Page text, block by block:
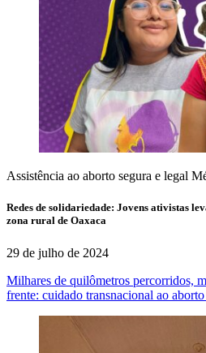
Assistência ao aborto segura e legal
Redes de solidariedade: Jovens ativistas
zona rural de Oaxaca
29 de julho de 2024
Milhares de quilômetros percorridos,
frente: cuidado transnacional ao